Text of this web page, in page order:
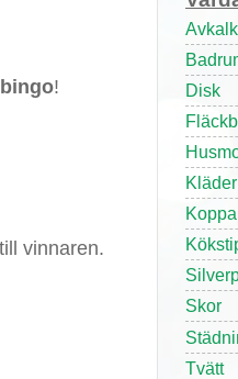
!
vinnaren.
Disk
Kläder
Skor
Tvätt